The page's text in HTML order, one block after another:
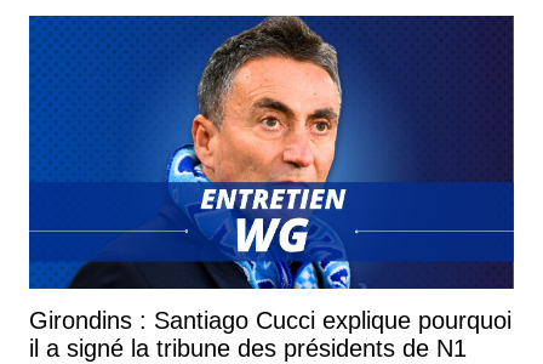
Girondins : Santiago Cucci explique pourquoi
il a signé la tribune des présidents de N1